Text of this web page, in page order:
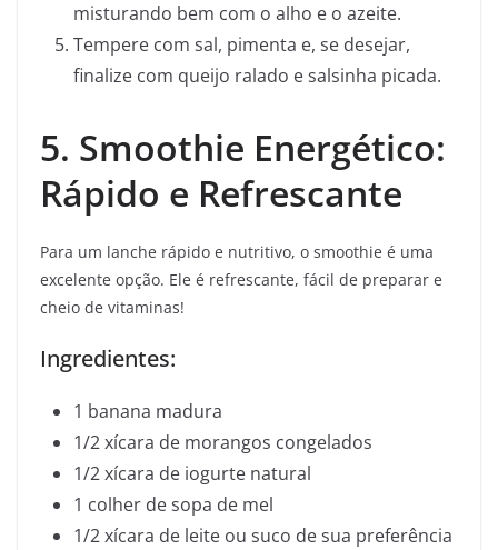
misturando bem com o alho e o azeite.
Tempere com sal, pimenta e, se desejar,
finalize com queijo ralado e salsinha picada.
5. Smoothie Energético:
Rápido e Refrescante
Para um lanche rápido e nutritivo, o smoothie é uma
excelente opção. Ele é refrescante, fácil de preparar e
cheio de vitaminas!
Ingredientes:
1 banana madura
1/2 xícara de morangos congelados
1/2 xícara de iogurte natural
1 colher de sopa de mel
1/2 xícara de leite ou suco de sua preferência